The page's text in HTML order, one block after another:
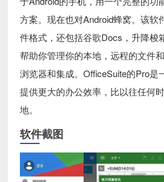
方案。现在也对Android蜂窝。该软
件格式，还包括谷歌Docs，升降梭
帮助你管理你的本地，远程的文件
浏览器和集成。OfficeSuite的Pro是
提供更大的办公效率，比以往任何
地。
软件截图